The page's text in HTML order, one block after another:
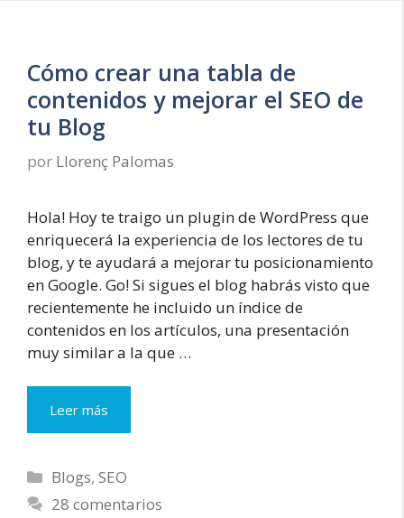
Cómo crear una tabla de
contenidos y mejorar el SEO de
tu Blog
por Llorenç Palomas
Hola! Hoy te traigo un plugin de WordPress que
enriquecerá la experiencia de los lectores de tu
blog, y te ayudará a mejorar tu posicionamiento
en Google. Go! Si sigues el blog habrás visto que
recientemente he incluido un índice de
contenidos en los artículos, una presentación
muy similar a la que …
Leer más
crear
tabla
de
contenidos
Categorías
Blogs,SEO
28 comentarios